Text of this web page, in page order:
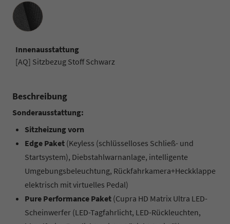
Innenausstattung
Innenausstattung
[AQ] Sitzbezug Stoff Schwarz
Beschreibung
Sonderausstattung:
Sitzheizung vorn
Edge Paket (Keyless (schlüsselloses Schließ- und
Startsystem), Diebstahlwarnanlage, intelligente
Umgebungsbeleuchtung, Rückfahrkamera+Heckklappe
elektrisch mit virtuelles Pedal)
Pure Performance Paket (Cupra HD Matrix Ultra LED-
Scheinwerfer (LED-Tagfahrlicht, LED-Rückleuchten,